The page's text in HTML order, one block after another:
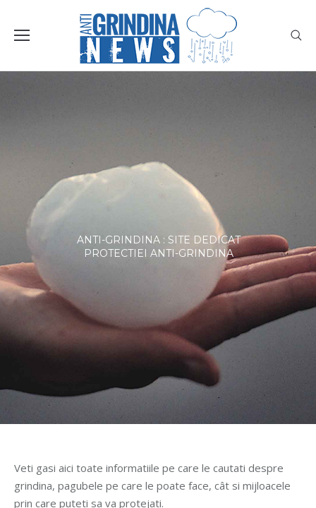
ANTI-GRINDINA : SITE DEDICAT
PROTECTIEI ANTI-GRINDINA
Veti gasi aici toate informatiile pe care le cautati despre
grindina, pagubele pe care le poate face, cât si mijloacele
prin care puteti sa va protejati.